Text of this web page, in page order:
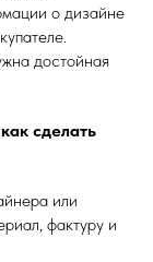
о дизайне
достойная
сделать
или
фактуру и